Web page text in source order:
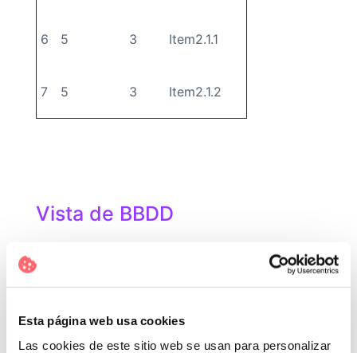
Esta página web usa cookies
Las cookies de este sitio web se usan para personalizar
6 5 3 Item2.1.1
7 5 3 Item2.1.2
Vista de BBDD
query nativa —probablemente la mejor opción
—, ya que de cara a la aplicación, nos
equivalente a una tabla). La contrapartida, es
que requiere el mantenimiento de un nuevo